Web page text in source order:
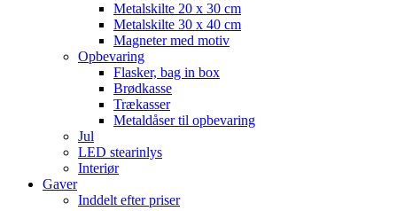
Metalskilte 20 x 30 cm
Metalskilte 30 x 40 cm
Magneter med motiv
Opbevaring
Flasker, bag in box
Brødkasse
Trækasser
Metaldåser til opbevaring
Jul
LED stearinlys
Interiør
Gaver
Inddelt efter priser